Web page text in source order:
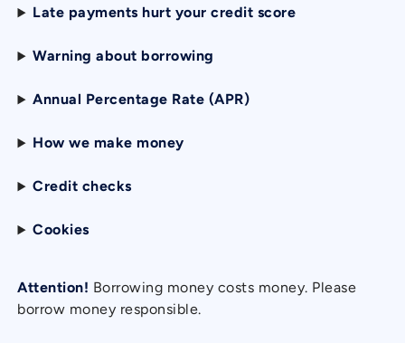
Late payments hurt your credit score
Warning about borrowing
Annual Percentage Rate (APR)
How we make money
Credit checks
Cookies
Attention! Borrowing money costs money. Please
borrow money responsible.